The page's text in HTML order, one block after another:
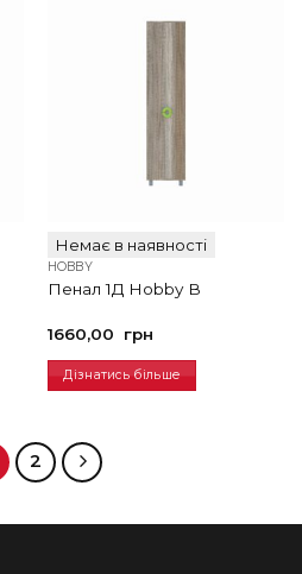
Немає в наявності
HOBBY
Пенал 1Д Hobby В
1660,00 грн
Дізнатись більше
2